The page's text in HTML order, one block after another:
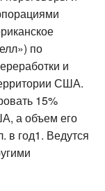
по
и
США.
15%
а объем его
в год1. Ведутся